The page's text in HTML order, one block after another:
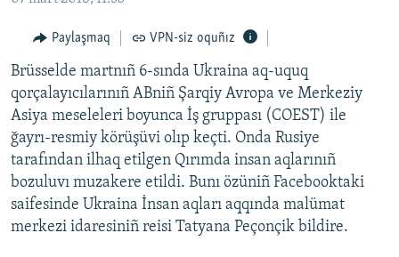
İNSAN AQLARI
VİDEO
SÜRET
BLOGLAR
FİKİR
Русский
Українською
Paylaşmaq VPN-siz oquñız
Brüsselde martnıñ 6-sında Ukraina aq-uquq
qorçalayıcılarınıñ ABniñ Şarqiy Avropa ve Merkeziy
Asiya meseleleri boyunca İş gruppası (COEST) ile
ğayrı-resmiy körüşüvi olıp keçti. Onda Rusiye
tarafından ilhaq etilgen Qırımda insan aqlarınıñ
bozuluvı muzakere etildi. Bunı özüniñ Facebooktaki
saifesinde Ukraina İnsan aqları aqqında malümat
merkezi idaresiniñ reisi Tatyana Peçonçik bildire.